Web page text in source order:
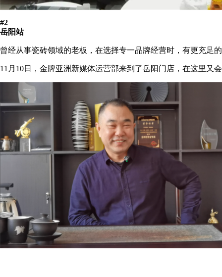
#2
岳阳站
曾经从事瓷砖领域的老板，在选择专一品牌经营时，有更充足
11月10日，金牌亚洲新媒体运营部来到了岳阳门店，在这里又